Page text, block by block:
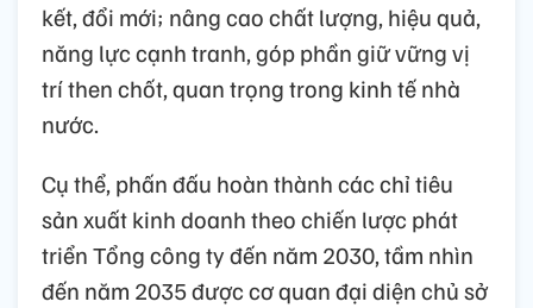
kết, đổi mới; nâng cao chất lượng, hiệu quả,
năng lực cạnh tranh, góp phần giữ vững vị
trí then chốt, quan trọng trong kinh tế nhà
nước.
Cụ thể, phấn đấu hoàn thành các chỉ tiêu
sản xuất kinh doanh theo chiến lược phát
triển Tổng công ty đến năm 2030, tầm nhìn
đến năm 2035 được cơ quan đại diện chủ sở